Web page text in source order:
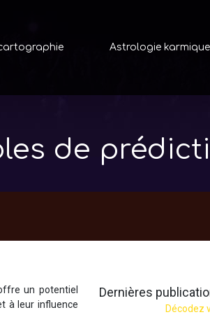
Astrologie karmique
de
un potentiel
à leur influence
Dernières
Décodez